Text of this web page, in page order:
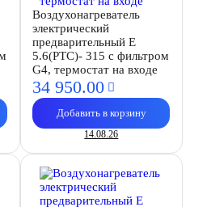
Воздухонагреватель
электрический
предварительный E
5.6(PTC)- 315 с фильтром
G4, термостат на входе
34 950.00
Добавить в корзину
14.08.26